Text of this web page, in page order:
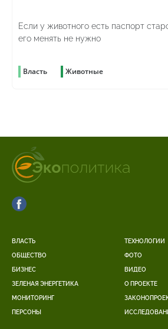
Если у животного есть паспорт
его менять не нужно
Власть Животные
ВЛАСТЬ
ОБЩЕСТВО
БИЗНЕС
ЗЕЛЕНАЯ ЭНЕРГЕТИКА
МОНИТОРИНГ
ПЕРСОНЫ
ТЕХНОЛОГИИ
ФОТО
ВИДЕО
О ПРОЕКТЕ